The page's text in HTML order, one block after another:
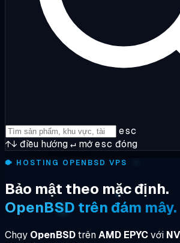
esc
↑↓ điều hướng↵ mởesc đóng
🐡 HOSTING OPENBSD VPS
Bảo mật theo mặc định.
OpenBSD trên đám mây.
Chạy OpenBSDtrênAMD EPYCvới